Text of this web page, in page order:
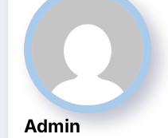
Admin